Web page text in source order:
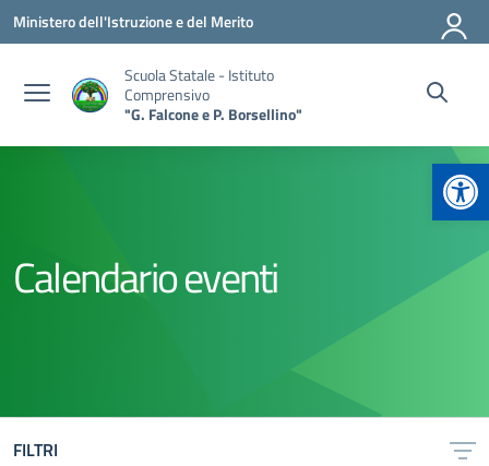
Vai ai contenuti
Vai al menu di navigazione
Vai al footer
Ministero dell'Istruzione e del Merito
Scuola Statale - Istituto
Comprensivo
"G. Falcone e P. Borsellino"
Calendario eventi
FILTRI